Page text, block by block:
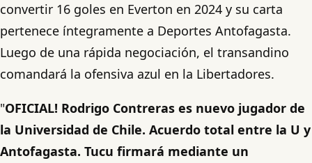
convertir 16 goles en Everton en 2024 y su carta
pertenece íntegramente a Deportes Antofagasta.
Luego de una rápida negociación, el transandino
comandará la ofensiva azul en la Libertadores.
"OFICIAL! Rodrigo Contreras es nuevo jugador de
la Universidad de Chile. Acuerdo total entre la U y
Antofagasta. Tucu firmará mediante un